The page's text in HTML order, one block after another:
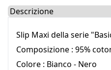
Select a tab
Slip Maxi della serie
Composizione : 95%
Colore : Bianco - Nero